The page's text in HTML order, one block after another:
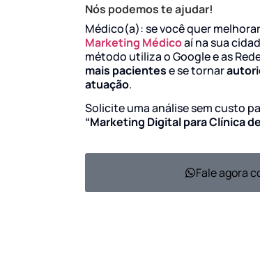
Nós podemos te ajudar!
Médico(a): se você quer
Marketing Médicoaí na sua
método utiliza o Google e as
mais pacientese se tornar
atuação.
Solicite uma análise sem custo
“Marketing Digital para Clínica
Fale agora